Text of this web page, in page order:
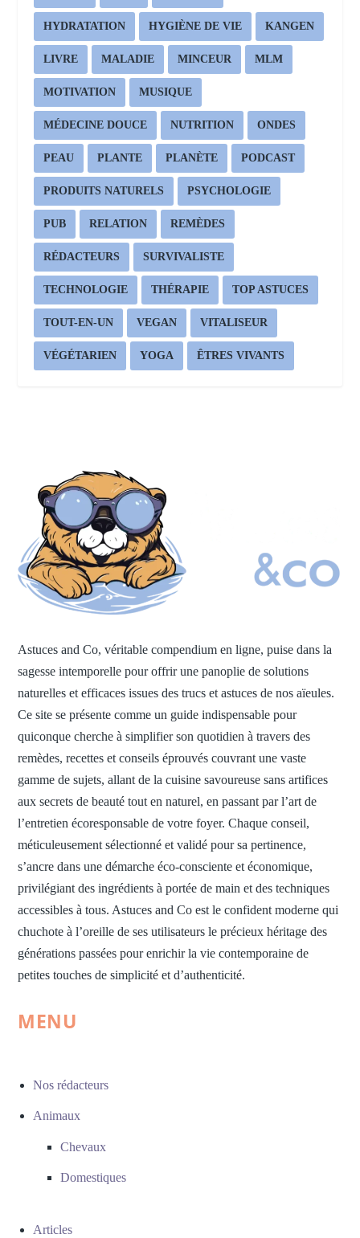
HYDRATATION HYGIÈNE DE VIE KANGEN
LIVRE MALADIE MINCEUR MLM
MOTIVATION MUSIQUE
MÉDECINE DOUCE NUTRITION ONDES
PEAU PLANTE PLANÈTE PODCAST
PRODUITS NATURELS PSYCHOLOGIE
PUB RELATION REMÈDES
RÉDACTEURS SURVIVALISTE
TECHNOLOGIE THÉRAPIE TOP ASTUCES
TOUT-EN-UN VEGAN VITALISEUR
VÉGÉTARIEN YOGA ÊTRES VIVANTS
Astuces and Co, véritable compendium en ligne, puise dans la
sagesse intemporelle pour offrir une panoplie de solutions
naturelles et efficaces issues des trucs et astuces de nos aïeules.
Ce site se présente comme un guide indispensable pour
quiconque cherche à simplifier son quotidien à travers des
remèdes, recettes et conseils éprouvés couvrant une vaste
gamme de sujets, allant de la cuisine savoureuse sans artifices
aux secrets de beauté tout en naturel, en passant par l’art de
l’entretien écoresponsable de votre foyer. Chaque conseil,
méticuleusement sélectionné et validé pour sa pertinence,
s’ancre dans une démarche éco-consciente et économique,
privilégiant des ingrédients à portée de main et des techniques
accessibles à tous. Astuces and Co est le confident moderne qui
chuchote à l’oreille de ses utilisateurs le précieux héritage des
générations passées pour enrichir la vie contemporaine de
petites touches de simplicité et d’authenticité.
MENU
Nos rédacteurs
Animaux
Chevaux
Domestiques
Articles